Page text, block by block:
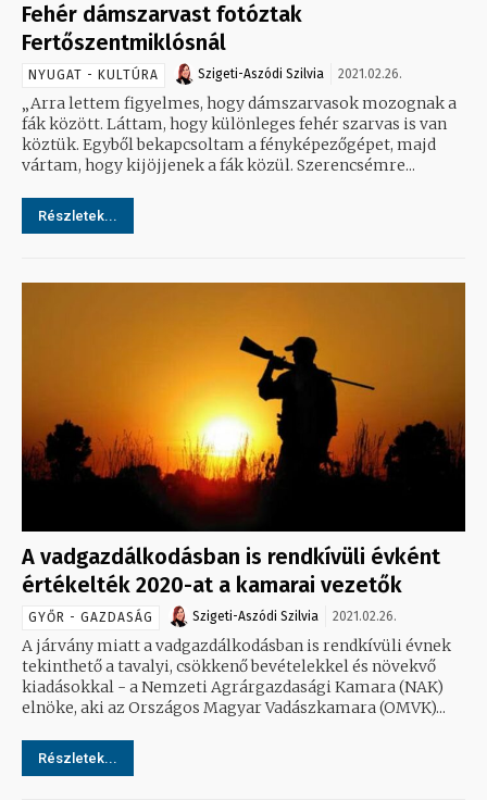
Fehér dámszarvast fotóztak
Fertőszentmiklósnál
NYUGAT - KULTÚRA Szigeti-Aszódi Szilvia 2021.02.26.
„Arra lettem figyelmes, hogy dámszarvasok mozognak a
fák között. Láttam, hogy különleges fehér szarvas is van
köztük. Egyből bekapcsoltam a fényképezőgépet, majd
vártam, hogy kijöjjenek a fák közül. Szerencsémre...
Részletek...
A vadgazdálkodásban is rendkívüli évként
értékelték 2020-at a kamarai vezetők
GYŐR - GAZDASÁG Szigeti-Aszódi Szilvia 2021.02.26.
A járvány miatt a vadgazdálkodásban is rendkívüli évnek
tekinthető a tavalyi, csökkenő bevételekkel és növekvő
kiadásokkal - a Nemzeti Agrárgazdasági Kamara (NAK)
elnöke, aki az Országos Magyar Vadászkamara (OMVK)...
Részletek...